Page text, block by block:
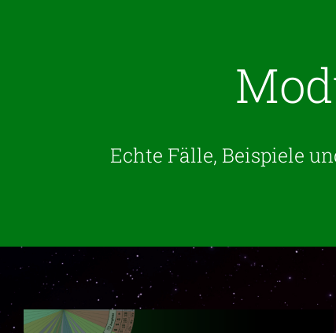
Echte Fälle, Beispiele